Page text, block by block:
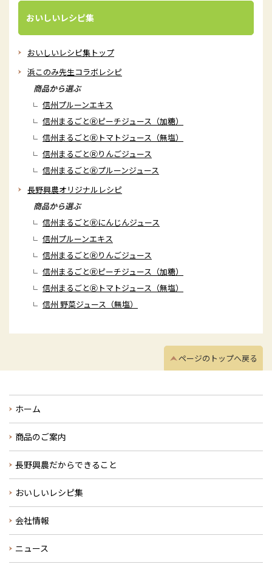
おいしいレシピ集
おいしいレシピ集トップ
浜このみ先生コラボレシピ
商品から選ぶ
信州プルーンエキス
信州まるごとⓇピーチジュース（加糖）
信州まるごとⓇトマトジュース（無塩）
信州まるごとⓇりんごジュース
信州まるごとⓇプルーンジュース
長野興農オリジナルレシピ
商品から選ぶ
信州まるごとⓇにんじんジュース
信州プルーンエキス
信州まるごとⓇりんごジュース
信州まるごとⓇピーチジュース（加糖）
信州まるごとⓇトマトジュース（無塩）
信州 野菜ジュース（無塩）
ページのトップへ戻る
ホーム
商品のご案内
長野興農だからできること
おいしいレシピ集
会社情報
ニュース